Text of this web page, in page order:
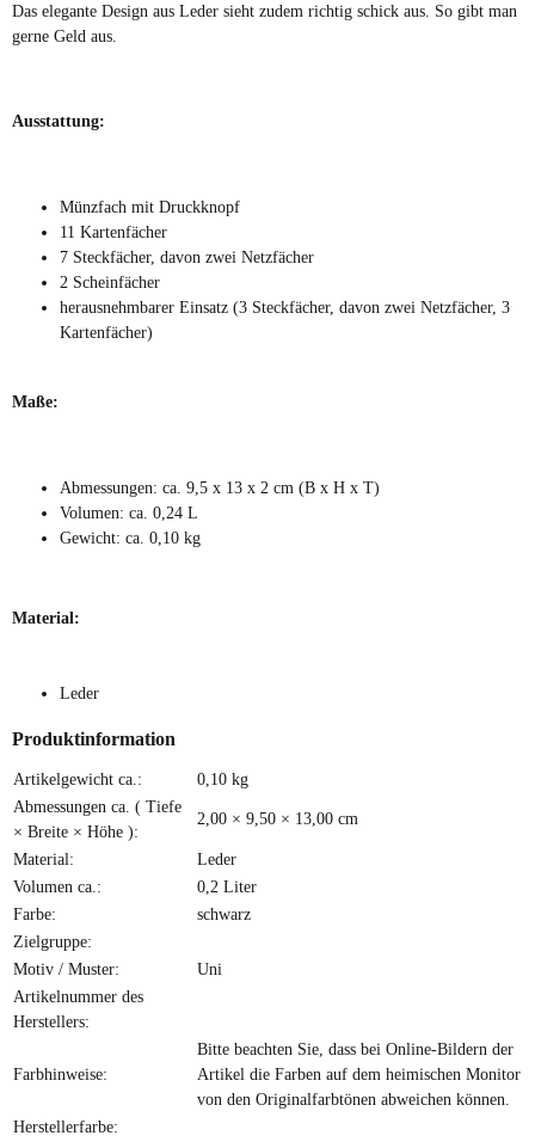
Das elegante Design aus Leder sieht zudem richtig schick aus. So gibt man
gerne Geld aus.
Ausstattung:
Münzfach mit Druckknopf
11 Kartenfächer
7 Steckfächer, davon zwei Netzfächer
2 Scheinfächer
herausnehmbarer Einsatz (3 Steckfächer, davon zwei Netzfächer, 3
Kartenfächer)
Maße:
Abmessungen: ca. 9,5 x 13 x 2 cm (B x H x T)
Volumen: ca. 0,24 L
Gewicht: ca. 0,10 kg
Material:
Leder
Produktinformation
Produkteigenschaft
Wert
Artikelgewicht ca.: 0,10 kg
Abmessungen ca. ( Tiefe
× Breite × Höhe ):
2,00 × 9,50 × 13,00 cm
Material:
Leder
Volumen ca.:
0,2 Liter
Farbe:
schwarz
Zielgruppe:
Motiv / Muster:
Uni
Artikelnummer des
Herstellers:
Farbhinweise:
Bitte beachten Sie, dass bei Online-Bildern der
Artikel die Farben auf dem heimischen Monitor
von den Originalfarbtönen abweichen können.
Herstellerfarbe: